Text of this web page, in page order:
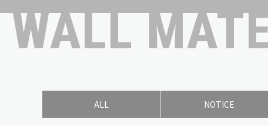
WALL
ALL NOTICE